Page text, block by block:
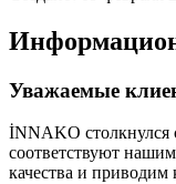
Уважаемые
İNNAKO столкнулся
соответствуют
качества и приводим